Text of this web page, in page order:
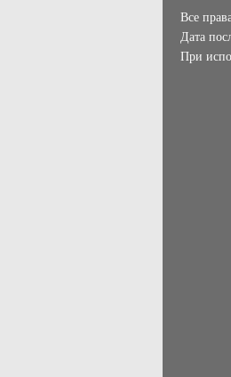
Все
Дата
При